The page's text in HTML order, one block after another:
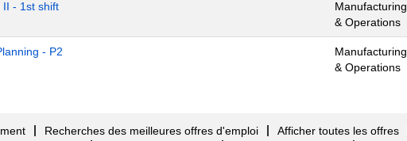
II - 1st shift
Manufacturing
& Operations
- P2
Manufacturing
& Operations
Recherches des meilleures offres d'emploi
Afficher toutes les offres